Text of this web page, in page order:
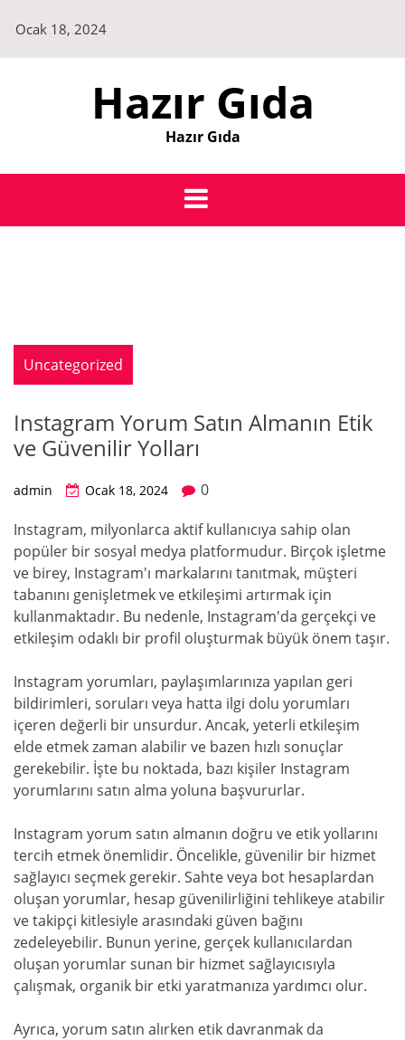
content
Ocak 18, 2024
Hazır Gıda
Hazır Gıda
Uncategorized
Instagram Yorum Satın Almanın Etik
ve Güvenilir Yolları
admin Ocak 18, 2024
0
Instagram, milyonlarca aktif kullanıcıya sahip olan
popüler bir sosyal medya platformudur. Birçok işletme
ve birey, Instagram'ı markalarını tanıtmak, müşteri
tabanını genişletmek ve etkileşimi artırmak için
kullanmaktadır. Bu nedenle, Instagram'da gerçekçi ve
etkileşim odaklı bir profil oluşturmak büyük önem taşır.
Instagram yorumları, paylaşımlarınıza yapılan geri
bildirimleri, soruları veya hatta ilgi dolu yorumları
içeren değerli bir unsurdur. Ancak, yeterli etkileşim
elde etmek zaman alabilir ve bazen hızlı sonuçlar
gerekebilir. İşte bu noktada, bazı kişiler Instagram
yorumlarını satın alma yoluna başvururlar.
Instagram yorum satın almanın doğru ve etik yollarını
tercih etmek önemlidir. Öncelikle, güvenilir bir hizmet
sağlayıcı seçmek gerekir. Sahte veya bot hesaplardan
oluşan yorumlar, hesap güvenilirliğini tehlikeye atabilir
ve takipçi kitlesiyle arasındaki güven bağını
zedeleyebilir. Bunun yerine, gerçek kullanıcılardan
oluşan yorumlar sunan bir hizmet sağlayıcısıyla
çalışmak, organik bir etki yaratmanıza yardımcı olur.
Ayrıca, yorum satın alırken etik davranmak da